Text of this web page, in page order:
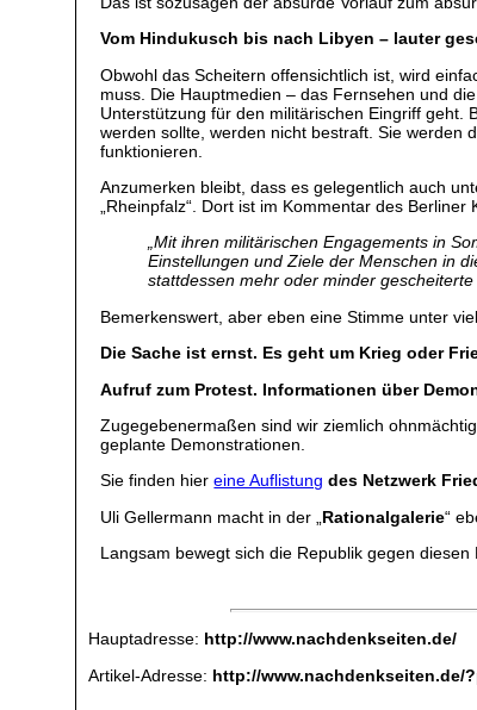
Vom Hindukusch bis nach Libyen – lauter
Obwohl das Scheitern offensichtlich ist, wird
muss. Die Hauptmedien – das Fernsehen und
Unterstützung für den militärischen Eingriff geht.
werden sollte, werden nicht bestraft. Sie werden
funktionieren.
Anzumerken bleibt, dass es gelegentlich auch
„Rheinpfalz“. Dort ist im Kommentar des
„Mit ihren militärischen Engagements in
Einstellungen und Ziele der Menschen in
stattdessen mehr oder minder
Bemerkenswert, aber eben eine Stimme unter
Die Sache ist ernst. Es geht um Krieg oder
Aufruf zum Protest. Informationen über
Zugegebenermaßen sind wir ziemlich
geplante Demonstrationen.
Sie finden hiereine Auflistung des Netzwerk
Uli Gellermann macht in der „ Rationalgalerie“
Langsam bewegt sich die Republik gegen
Hauptadresse: http://www.nachdenkseiten.de/
Artikel-Adresse: http://www.nachdenkseiten.de/